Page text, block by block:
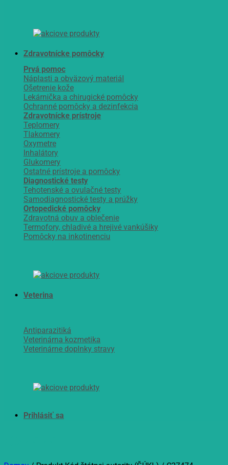
Zdravotnícke pomôcky
Prvá pomoc
Náplasti a obväzový materiál
Ošetrenie kože
Lekárnička a chirugické pomôcky
Ochranné pomôcky a dezinfekcia
Zdravotnícke prístroje
Teplomery
Tlakomery
Oxymetre
Inhalátory
Glukomery
Ostatné prístroje a pomôcky
Diagnostické testy
Tehotenské a ovulačné testy
Samodiagnostické testy a prúžky
Ortopedické pomôcky
Zdravotná obuv a oblečenie
Termofory, chladivé a hrejivé vankúšiky
Pomôcky na inkotinenciu
Veterina
Antiparazitiká
Veterinárna kozmetika
Veterinárne doplnky stravy